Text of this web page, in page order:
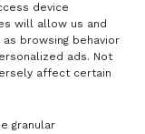
device
will allow us and
browsing behavior
ads. Not
affect certain
granular